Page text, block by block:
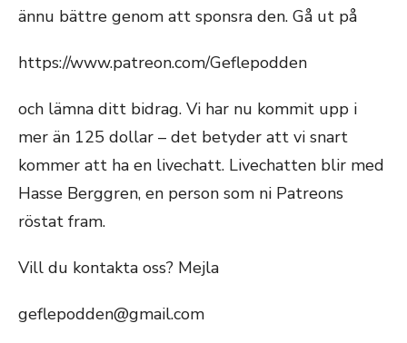
ännu bättre genom att sponsra den. Gå ut på
https://www.patreon.com/Geflepodden
och lämna ditt bidrag. Vi har nu kommit upp i
mer än 125 dollar – det betyder att vi snart
kommer att ha en livechatt. Livechatten blir med
Hasse Berggren, en person som ni Patreons
röstat fram.
Vill du kontakta oss? Mejla
geflepodden@gmail.com